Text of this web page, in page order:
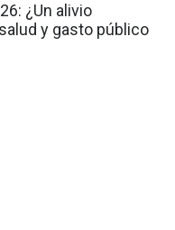
¿Un alivio
y gasto público